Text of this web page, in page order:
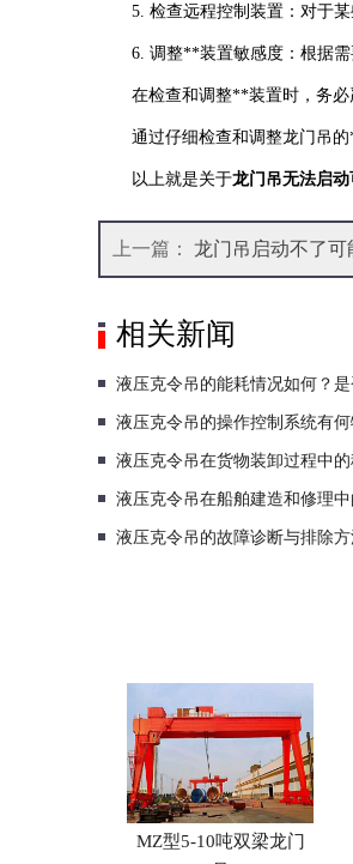
5. 检查远程控制装置：对于
6. 调整**装置敏感度：根据
在检查和调整**装置时，务
通过仔细检查和调整龙门吊
以上就是关于龙门吊无法启
上一篇： 龙门吊启动不了
相关新闻
液压克令吊的能耗情况如何？
液压克令吊的操作控制系统有
液压克令吊在货物装卸过程中
液压克令吊在船舶建造和修理
液压克令吊的故障诊断与排除
MZ型5-10吨双梁龙门